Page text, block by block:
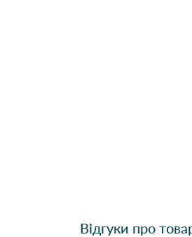
Відгуки про